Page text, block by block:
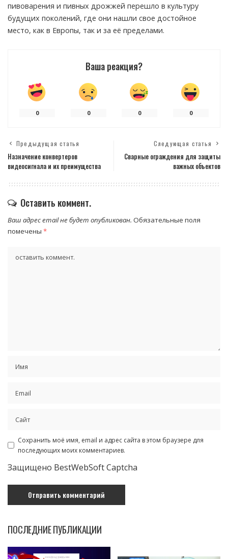
пивоварения и пивных дрожжей перешло в культуру
будущих поколений, где они нашли свое достойное
место, как в Европы, так и за её пределами.
Ваша реакция?
0 0 0 0
Предыдущая статья
Назначение конвертеров
видеосигнала и их преимущества
Следующая статья
Сварные ограждения для защиты
важных объектов
Оставить коммент.
Ваш адрес email не будет опубликован. Обязательные поля
помечены *
Сохранить моё имя, email и адрес сайта в этом браузере для
последующих моих комментариев.
Защищено BestWebSoft Captcha
ПОСЛЕДНИЕ ПУБЛИКАЦИИ